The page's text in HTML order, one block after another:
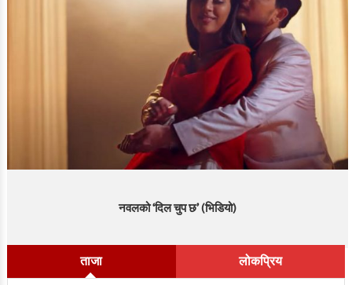
नवलको ‘दिल चुप छ’ (भिडियो)
ताजा लोकप्रिय